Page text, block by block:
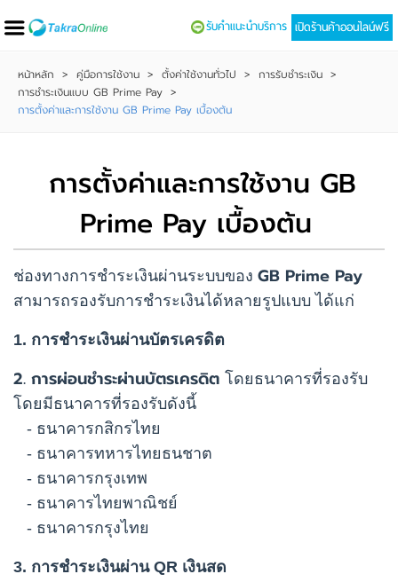
เปิดร้านค้าออนไลน์ฟรี
รับคำแนะนำบริการ
หน้าหลัก > คู่มือการใช้งาน > ตั้งค่าใช้งานทั่วไป > การรับชำระเงิน >
การชำระเงินแบบ GB Prime Pay >
การตั้งค่าและการใช้งาน GB Prime Pay เบื้องต้น
การตั้งค่าและการใช้งาน GB
Prime Pay เบื้องต้น
ช่องทางการชำระเงินผ่านระบบของ GB Prime Pay
สามารถรองรับการชำระเงินได้หลายรูปแบบ ได้แก่
1. การชำระเงินผ่านบัตรเครดิต
2. การผ่อนชำระผ่านบัตรเครดิต โดยธนาคารที่รองรับ
โดยมีธนาคารที่รองรับดังนี้
- ธนาคารกสิกรไทย
- ธนาคารทหารไทยธนชาต
- ธนาคารกรุงเทพ
- ธนาคารไทยพาณิชย์
- ธนาคารกรุงไทย
3. การชำระเงินผ่าน QR เงินสด